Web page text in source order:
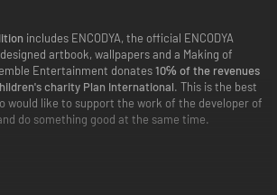
includes ENCODYA, the official ENCODYA
artbook, wallpapers and a Making of
Entertainment donates10℅ of the revenues
charity Plan International. This is the best
would like to support the work of the developer of
do something good at the same time.